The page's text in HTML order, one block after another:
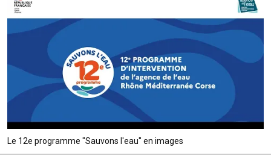
Le 12e programme "Sauvons l'eau" en images